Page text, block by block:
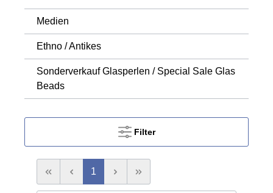
Medien
Ethno / Antikes
Sonderverkauf Glasperlen / Special Sale Glas
Beads
Filter
1